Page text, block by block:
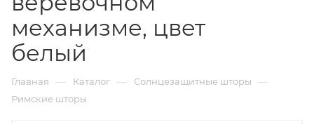
механизме, цвет
белый
Главная — Каталог — Солнцезащитные шторы —
Римские шторы